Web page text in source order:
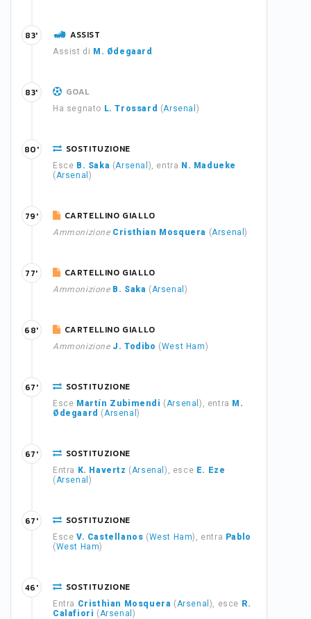
ASSIST
Assist di M. Ødegaard
83'
GOAL
Ha segnato L. Trossard (Arsenal )
83'
SOSTITUZIONE
Esce B. Saka (Arsenal ), entra N. Madueke
(Arsenal )
80'
CARTELLINO GIALLO
Ammonizione Cristhian Mosquera (Arsenal)
79'
CARTELLINO GIALLO
Ammonizione B. Saka (Arsenal )
77'
CARTELLINO GIALLO
Ammonizione J. Todibo (West Ham)
68'
SOSTITUZIONE
Esce Martín Zubimendi (Arsenal), entra M.
Ødegaard (Arsenal)
67'
SOSTITUZIONE
Entra K. Havertz (Arsenal), esce E. Eze
(Arsenal )
67'
SOSTITUZIONE
Esce V. Castellanos (West Ham), entra Pablo
(West Ham)
67'
SOSTITUZIONE
Entra Cristhian Mosquera (Arsenal ), esce R.
Calafiori (Arsenal )
46'